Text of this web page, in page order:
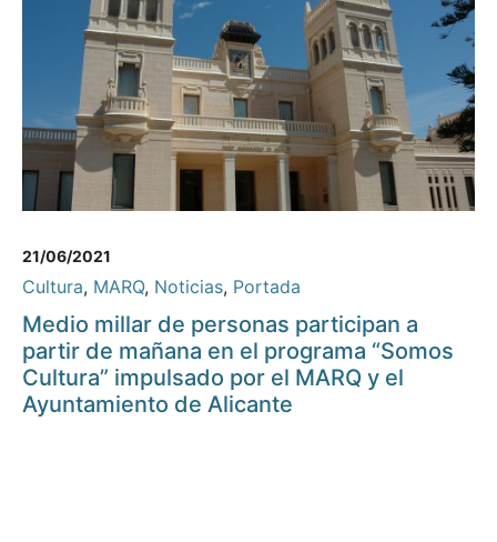
21/06/2021
Cultura, MARQ, Noticias, Portada
Medio millar de personas participan a
partir de mañana en el programa “Somos
Cultura” impulsado por el MARQ y el
Ayuntamiento de Alicante